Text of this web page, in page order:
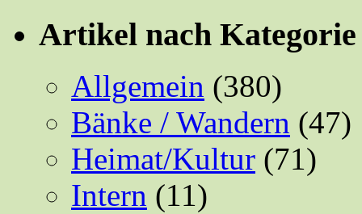
Artikel nach Kategorie
Allgemein (380)
Bänke / Wandern (47)
Heimat/Kultur (71)
Intern (11)